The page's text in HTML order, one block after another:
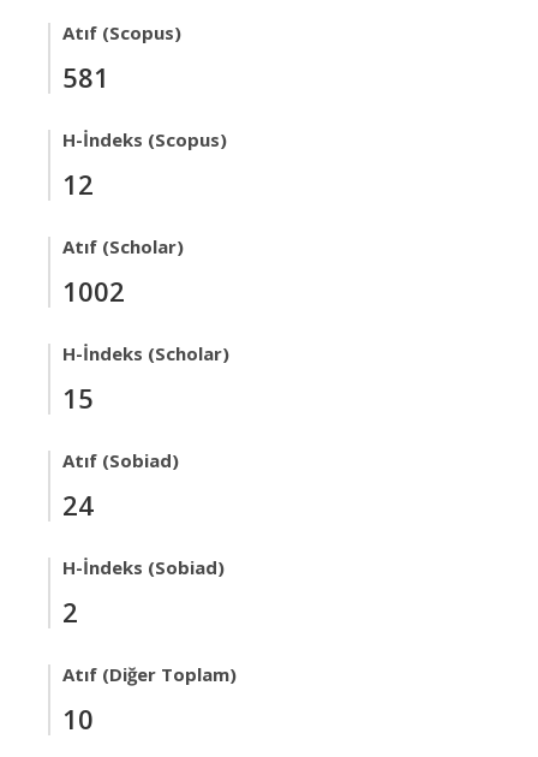
Atıf (Scopus)
581
H-İndeks (Scopus)
12
Atıf (Scholar)
1002
H-İndeks (Scholar)
15
Atıf (Sobiad)
24
H-İndeks (Sobiad)
2
Atıf (Diğer Toplam)
10